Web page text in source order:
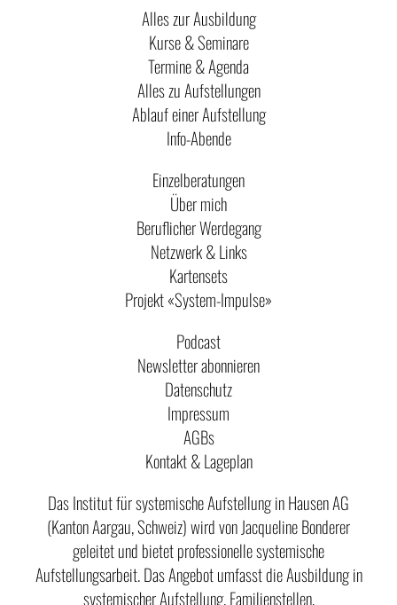
Alles zur Ausbildung
Kurse & Seminare
Termine & Agenda
Alles zu Aufstellungen
Ablauf einer Aufstellung
Info-Abende
Einzelberatungen
Über mich
Beruflicher Werdegang
Netzwerk & Links
Kartensets
Projekt «System-Impulse»
Podcast
Newsletter abonnieren
Datenschutz
Impressum
AGBs
Kontakt & Lageplan
Das Institut für systemische Aufstellung in Hausen AG
(Kanton Aargau, Schweiz) wird von Jacqueline Bonderer
geleitet und bietet professionelle systemische
Aufstellungsarbeit. Das Angebot umfasst die Ausbildung in
systemischer Aufstellung, Familienstellen,